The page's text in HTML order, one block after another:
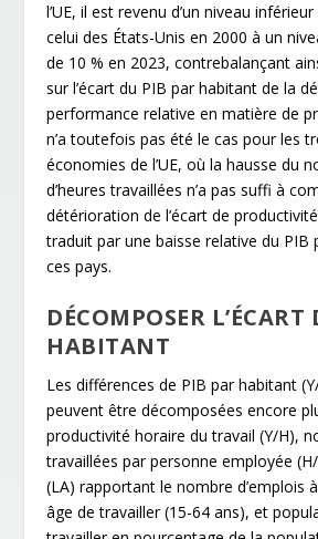
l’UE, il est revenu d’un niveau
celui des États-Unis en 2000 à un
de 10 % en 2023, contrebalançant
sur l’écart du PIB par habitant de la
performance relative en matière de
n’a toutefois pas été le cas pour les
économies de l’UE, où la hausse du
d’heures travaillées n’a pas suffi à
détérioration de l’écart de
traduit par une baisse relative du PIB
ces pays.
DÉCOMPOSER
HABITANT
Les différences de PIB par habitant
peuvent être décomposées encore
productivité horaire du travail (Y/H),
travaillées par personne employée
(LA) rapportant le nombre d’emplois
âge de travailler (15-64 ans), et